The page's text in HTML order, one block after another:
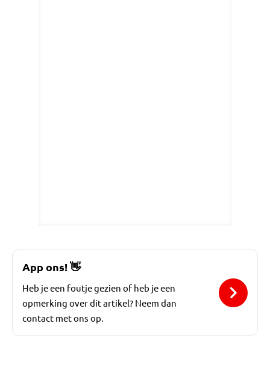
App ons!👋
Heb je een foutje gezien of heb je een
opmerking over dit artikel? Neem dan
contact met ons op.